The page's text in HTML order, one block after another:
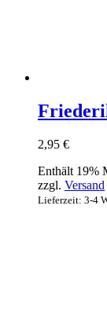
2,95 €
Enthält 19%
zzgl. Versand
Lieferzeit: 3-4